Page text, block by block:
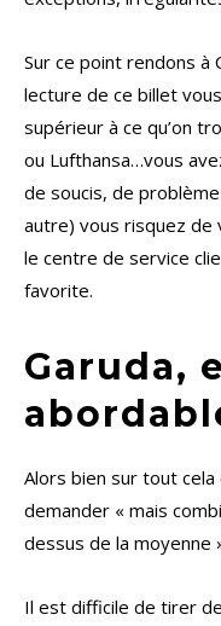
Sur ce point rendons à
lecture de ce billet
supérieur à ce qu’on
ou Lufthansa…vous
de soucis, de
autre) vous risquez
le centre de service
favorite.
Garuda,
Alors bien sur tout
demander « mais
dessus de la moyenne
Il est difficile de tirer